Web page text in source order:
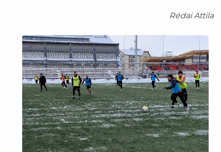
Rédai Attila